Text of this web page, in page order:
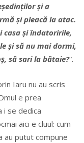
și a
și pleacă la atac.
casa și îndatoririle,
și să nu mai dormi,
să sari la bătaie?“.
Iaru nu au scris
e prea
i se dedica
aici e cluul: cum
au putut compune